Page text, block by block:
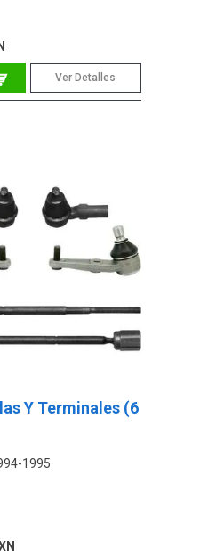
Ver Detalles
Y Terminales (6
1995